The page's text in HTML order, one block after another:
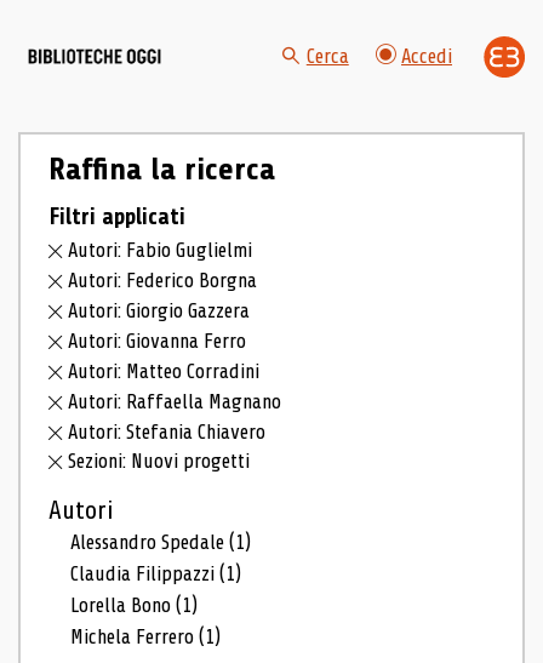
Cerca Accedi
Raffina la ricerca
Filtri applicati
Autori: Fabio Guglielmi
Autori: Federico Borgna
Autori: Giorgio Gazzera
Autori: Giovanna Ferro
Autori: Matteo Corradini
Autori: Raffaella Magnano
Autori: Stefania Chiavero
Sezioni: Nuovi progetti
Autori
Alessandro Spedale(1)
Claudia Filippazzi(1)
Lorella Bono(1)
Michela Ferrero(1)